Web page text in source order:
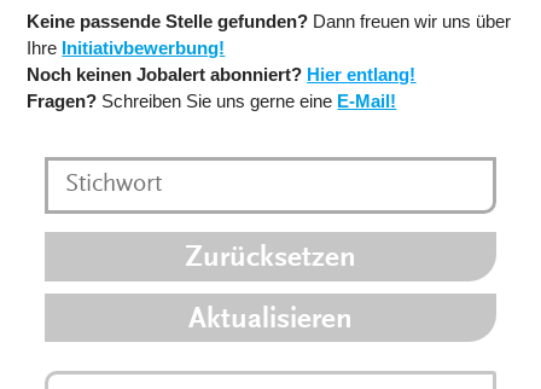
Keine passende Stelle gefunden? Dann freuen wir uns über
Ihre Initiativbewerbung!
Noch keinen Jobalert abonniert? Hier entlang!
Fragen? Schreiben Sie uns gerne eine E-Mail!
Zurücksetzen
Aktualisieren